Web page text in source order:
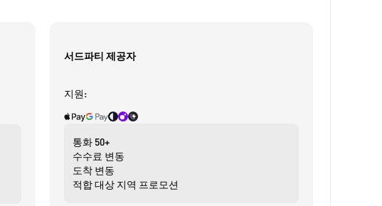
서드파티 제공자
지원:
통화 50+
수수료 변동
도착 변동
적합 대상 지역 프로모션